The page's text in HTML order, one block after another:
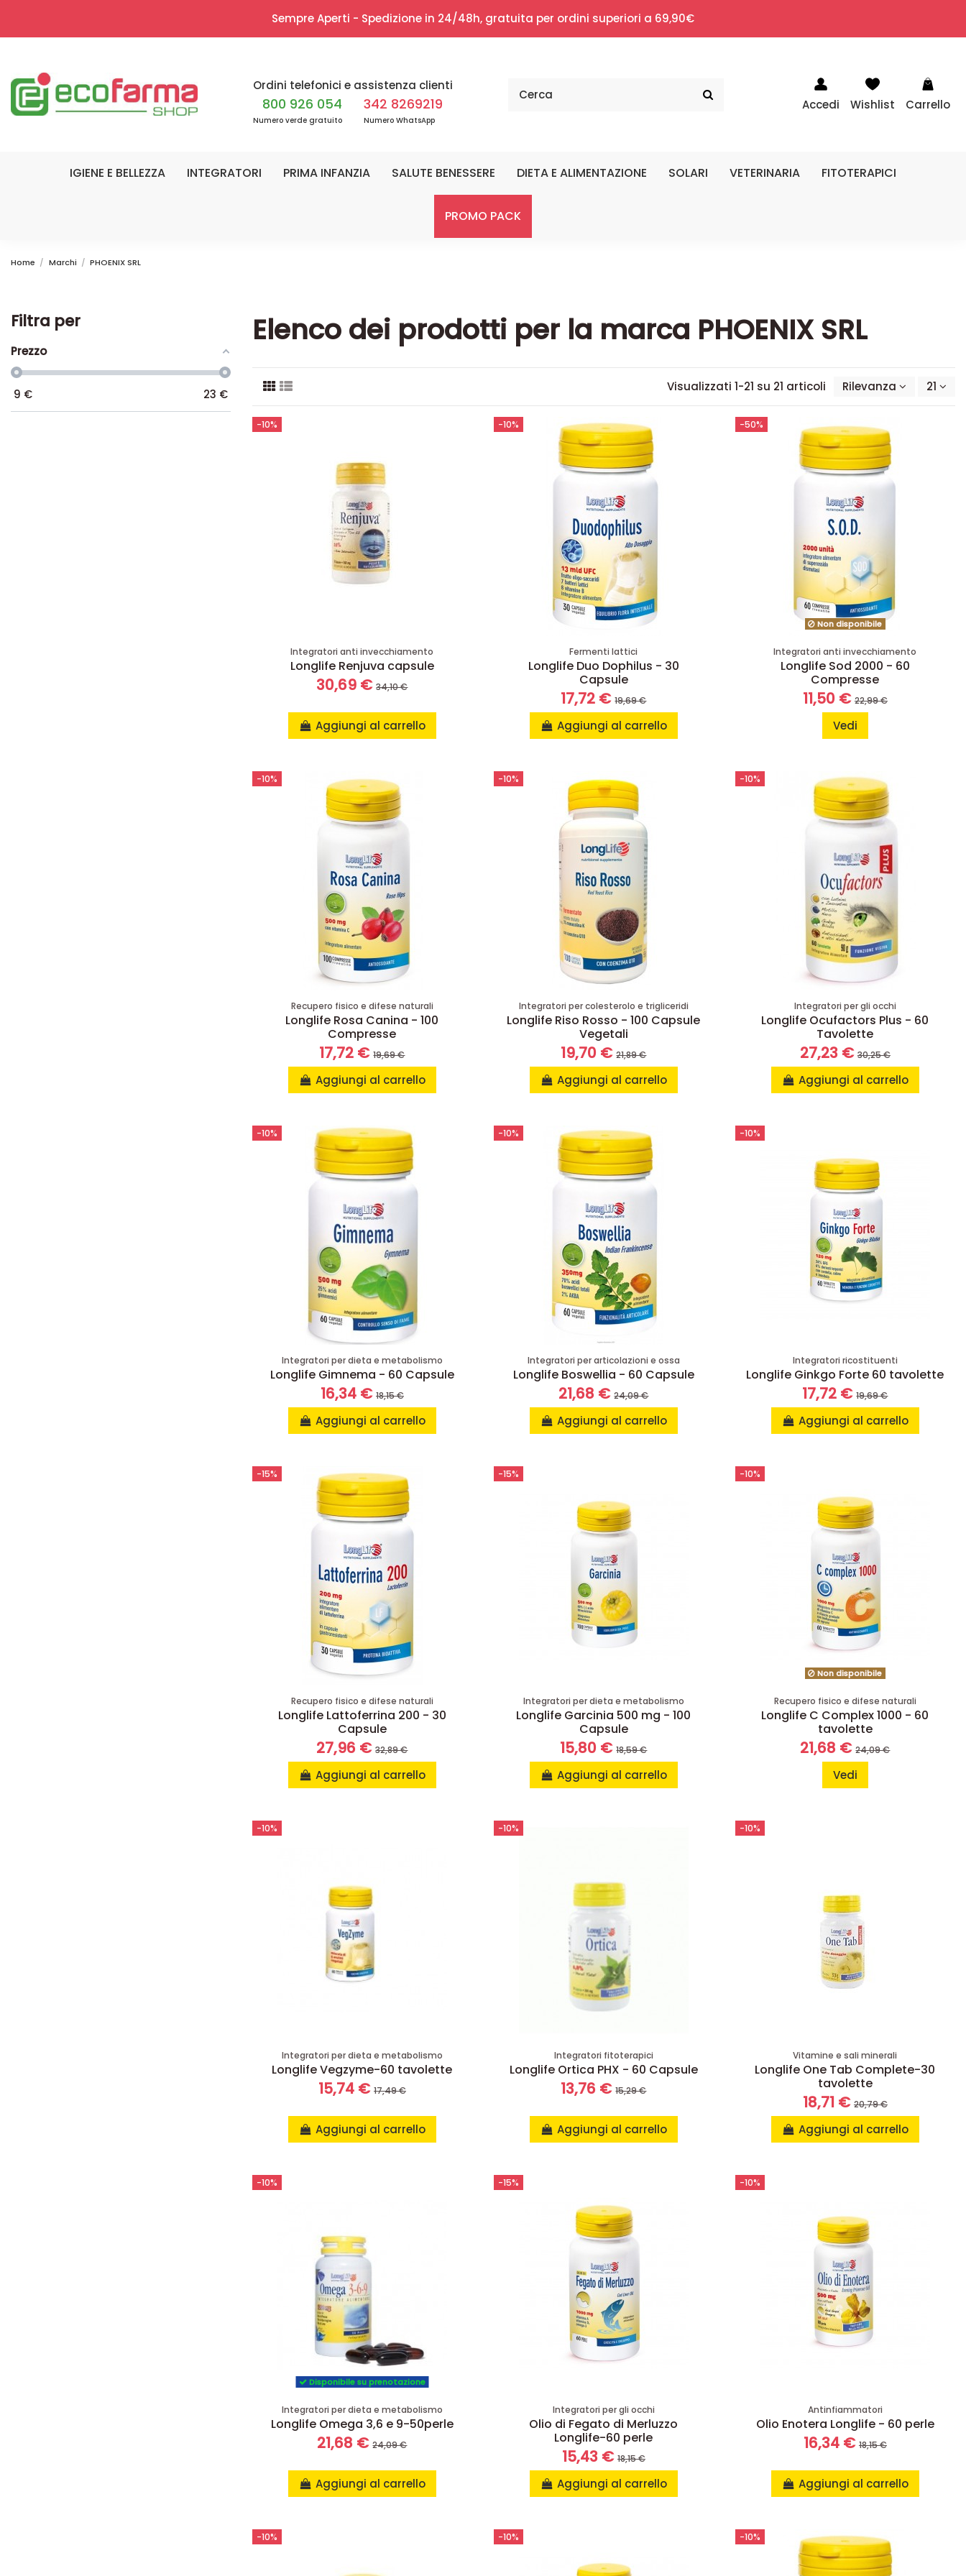
Sempre Aperti - Spedizione in 24/48h, gratuita per ordini superiori a 69,90€
Ordini telefonici e assistenza clienti
800 926 054
Numero verde gratuito
342 8269219
Numero WhatsApp
Accedi Wishlist Carrello
IGIENE E BELLEZZA INTEGRATORI PRIMA INFANZIA SALUTE BENESSERE DIETA E ALIMENTAZIONE SOLARI VETERINARIA FITOTERAPICI
PROMO PACK
Home Marchi PHOENIX SRL
Elenco dei prodotti per la marca PHOENIX SRL
Visualizzati 1-21 su 21 articoli Rilevanza 21
-10%
Integratori anti invecchiamento
Longlife Renjuva capsule
30,69 €34,10 €
Aggiungi al carrello
-10%
Fermenti lattici
Longlife Duo Dophilus - 30
Capsule
17,72 €19,69 €
Aggiungi al carrello
-50%
Non disponibile
Integratori anti invecchiamento
Longlife Sod 2000 - 60
Compresse
11,50 € 22,99 €
Vedi
-10%
Recupero fisico e difese naturali
Longlife Rosa Canina - 100
Compresse
17,72 €19,69 €
Aggiungi al carrello
-10%
Integratori per colesterolo e trigliceridi
Longlife Riso Rosso - 100 Capsule
Vegetali
19,70 €21,89 €
Aggiungi al carrello
-10%
Integratori per gli occhi
Longlife Ocufactors Plus - 60
Tavolette
27,23 € 30,25 €
Aggiungi al carrello
-10%
Integratori per dieta e metabolismo
Longlife Gimnema - 60 Capsule
16,34 € 18,15 €
Aggiungi al carrello
-10%
Integratori per articolazioni e ossa
Longlife Boswellia - 60 Capsule
21,68 €24,09 €
Aggiungi al carrello
-10%
Integratori ricostituenti
Longlife Ginkgo Forte 60 tavolette
17,72 €19,69 €
Aggiungi al carrello
-15%
Recupero fisico e difese naturali
Longlife Lattoferrina 200 - 30
Capsule
27,96 €32,89 €
Aggiungi al carrello
-15%
Integratori per dieta e metabolismo
Longlife Garcinia 500 mg - 100
Capsule
15,80 €18,59 €
Aggiungi al carrello
-10%
Non disponibile
Recupero fisico e difese naturali
Longlife C Complex 1000 - 60
tavolette
21,68 €24,09 €
Vedi
-10%
Integratori per dieta e metabolismo
Longlife Vegzyme-60 tavolette
15,74 € 17,49 €
Aggiungi al carrello
-10%
Integratori fitoterapici
Longlife Ortica PHX - 60 Capsule
13,76 €15,29 €
Aggiungi al carrello
-10%
Vitamine e sali minerali
Longlife One Tab Complete-30
tavolette
18,71 € 20,79 €
Aggiungi al carrello
-10%
Disponibile su prenotazione
Integratori per dieta e metabolismo
Longlife Omega 3,6 e 9-50perle
21,68 €24,09 €
Aggiungi al carrello
-15%
Integratori per gli occhi
Olio di Fegato di Merluzzo
Longlife-60 perle
15,43 € 18,15 €
Aggiungi al carrello
-10%
Antinfiammatori
Olio Enotera Longlife - 60 perle
16,34 € 18,15 €
Aggiungi al carrello
-10% -10% -10%
Filtra per
Prezzo
9 € 23 €